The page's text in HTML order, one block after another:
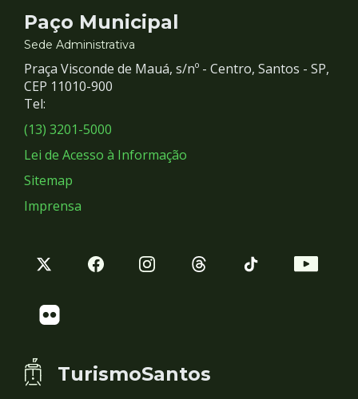
Contato
e
Redes
Sociais
Paço Municipal
Sede Administrativa
Praça Visconde de Mauá, s/nº - Centro, Santos - SP,
CEP 11010-900
Tel:
(13) 3201-5000
Lei de Acesso à Informação
Sitemap
Imprensa
TurismoSantos